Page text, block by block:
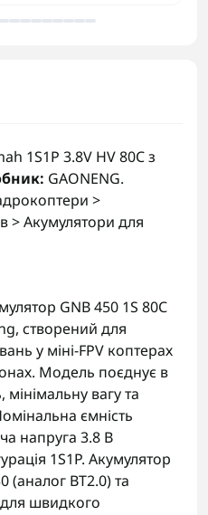
1S1P 3.8V HV 80C з
GAONENG.
>
> Акумулятори для
GNB 450 1S 80С
створений для
у міні-FPV коптерах
Модель поєднує в
мінімальну вагу та
ємність
напруга 3.8 В
1S1P. Акумулятор
BT2.0) та
швидкого